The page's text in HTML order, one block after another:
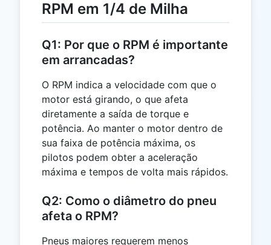
RPM em 1/4 de Milha
Q1: Por que o RPM é importante
em arrancadas?
O RPM indica a velocidade com que o
motor está girando, o que afeta
diretamente a saída de torque e
potência. Ao manter o motor dentro de
sua faixa de potência máxima, os
pilotos podem obter a aceleração
máxima e tempos de volta mais rápidos.
Q2: Como o diâmetro do pneu
afeta o RPM?
Pneus maiores requerem menos